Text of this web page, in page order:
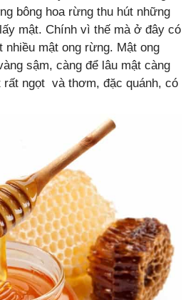
bông hoa rừng thu hút những
mật. Chính vì thế mà ở đây có
mật ong rừng. Mật ong
sậm, càng để lâu mật càng
rất ngọt và thơm, đặc quánh, có